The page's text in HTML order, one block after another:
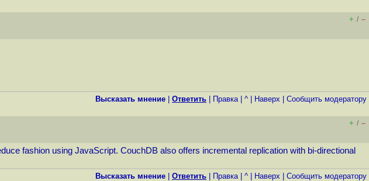
+ / –
Высказать мнение Ответить Правка| ^ Наверх Cообщить модератору
+ / –
fashion using JavaScript. CouchDB also offers incremental replication with bi-directional
Высказать мнение Ответить Правка| ^ Наверх Cообщить модератору